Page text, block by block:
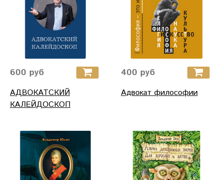
600 руб
АДВОКАТСКИЙ
КАЛЕЙДОСКОП
400 руб
Адвокат философии